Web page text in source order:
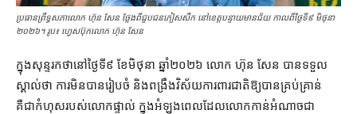
ប្រធានព្រឹទ្ធសភា​លោក ហ៊ុន សែន ថ្លែងពីជួបជនភៀសសឹក​ នៅខេត្ត​បន្ទាយមានជ័យ កាលពីថ្ងៃទី៩ មិថុនា
២០២៦។ រូប៖ ហ្វេសប៊ុកលោក ហ៊ុន សែន
ក្នុង​សុន្ទរកថា​នៅ​ថ្ងៃទី​៩ ខែមិថុនា ឆ្នាំ​២០២៦ លោក ហ៊ុន សែន បាន​ទទួល
ស្គាល់​ថា ការ​មិន​បាន​រៀបចំ និង​ពង្រឹង​វិស័យ​ការពារ​ជាតិ​ឱ្យ​បាន​គ្រប់គ្រាន់
គឺជា​កំហុស​របស់​លោក​ផ្ទាល់ ក្នុង​អំឡុង​ពេល​ដែល​លោក​កាន់អំណាច​ជា​